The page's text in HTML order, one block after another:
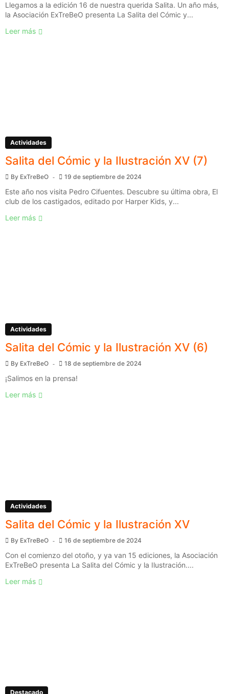
Llegamos a la edición 16 de nuestra querida Salita. Un año más,
la Asociación ExTreBeO presenta La Salita del Cómic y...
Leer más
Actividades
Salita del Cómic y la Ilustración XV (7)
By ExTreBeO 19 de septiembre de 2024
Este año nos visita Pedro Cifuentes. Descubre su última obra, El
club de los castigados, editado por Harper Kids, y...
Leer más
Actividades
Salita del Cómic y la Ilustración XV (6)
By ExTreBeO 18 de septiembre de 2024
¡Salimos en la prensa!
Leer más
Actividades
Salita del Cómic y la Ilustración XV
By ExTreBeO 16 de septiembre de 2024
Con el comienzo del otoño, y ya van 15 ediciones, la Asociación
ExTreBeO presenta La Salita del Cómic y la Ilustración....
Leer más
Destacado